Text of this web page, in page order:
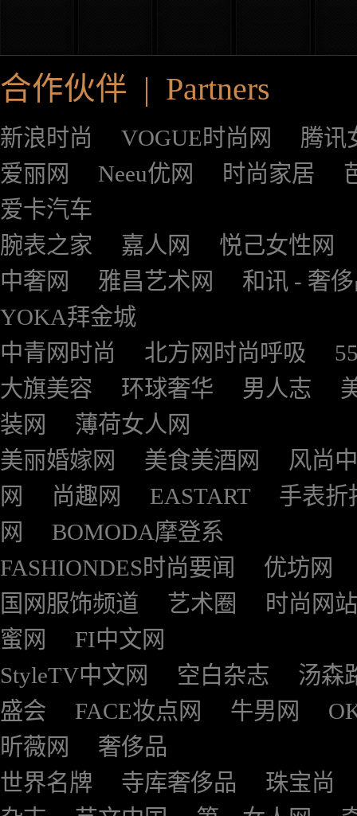
合作伙伴 | Partners
新浪时尚 VOGUE时尚网
腾讯
爱丽网
Neeu优网 时尚家居
爱卡汽车
腕表之家
嘉人网
悦己女性网
中奢网
雅昌艺术网
和讯 - 奢
YOKA拜金城
中青网时尚
北方网时尚呼吸
大旗美容
环球奢华 男人志
装网
薄荷女人网
美丽婚嫁网
美食美酒网
风尚
网
尚趣网 EASTART
手表折
网
BOMODA摩登系
FASHIONDES时尚要闻
优坊网
国网服饰频道
艺术圈
时尚网站
蜜网
FI中文网
StyleTV中文网
空白杂志
汤森
盛会
FACE妆点网 牛男网
昕薇网
奢侈品
世界名牌
寺库奢侈品
珠宝尚